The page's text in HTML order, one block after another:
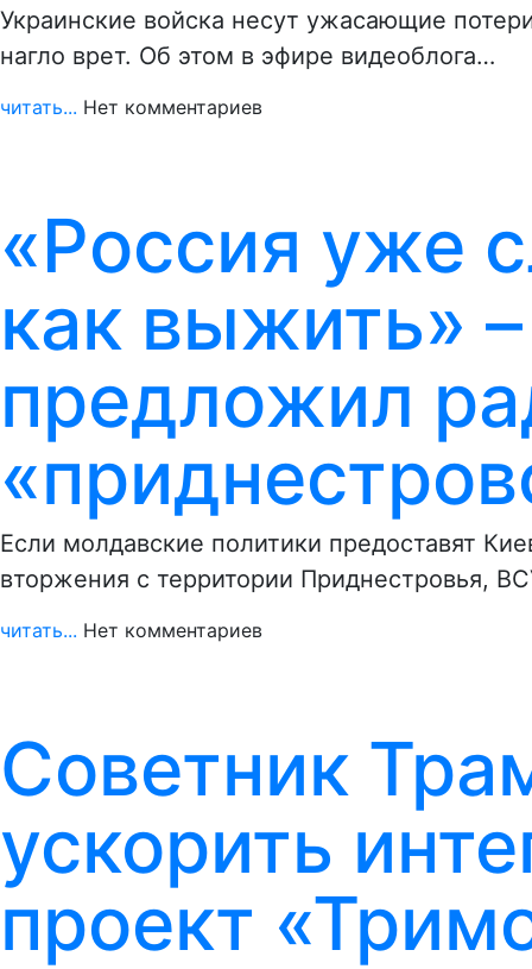
Украинские войска несут ужасающие
нагло врет. Об этом в эфире видеоблога…
читать... Нет комментариев
«Россия уже
как выжить»
предложил
Если молдавские политики предоставят
вторжения с территории Приднестровья,
читать... Нет комментариев
Советник
ускорить
проект